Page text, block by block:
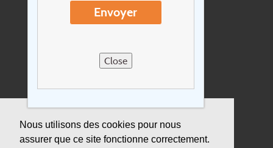
Nous utilisons des cookies pour nous
assurer que ce site fonctionne correctement.
Envoyer
Close
Conditions de voyage
Sitemap
Assurance